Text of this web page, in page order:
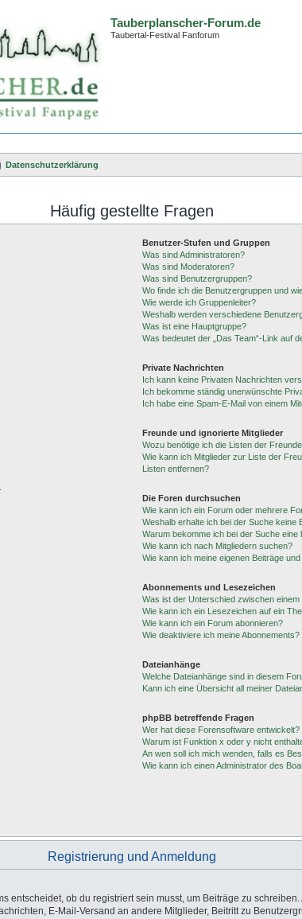
Tauberplanscher-Forum.de
Taubertal-Festival Fanforum
Datenschutzerklärung
Häufig gestellte Fragen
Benutzer-Stufen und Gruppen
Was sind Administratoren?
Was sind Moderatoren?
Was sind Benutzergruppen?
Wo finde ich die Benutzergruppen und
Wie werde ich Gruppenleiter?
Weshalb werden verschiedene
Was ist eine Hauptgruppe?
Was bedeutet der „Das Team“-Link auf
Private Nachrichten
Ich kann keine Privaten Nachrichten
Ich bekomme ständig unerwünschte
Ich habe eine Spam-E-Mail von einem
Freunde und ignorierte Mitglieder
Wozu benötige ich die Listen der
Wie kann ich Mitglieder zur Liste der
Listen entfernen?
Die Foren durchsuchen
Wie kann ich ein Forum oder mehrere
Weshalb erhalte ich bei der Suche keine
Warum bekomme ich bei der Suche eine
Wie kann ich nach Mitgliedern suchen?
Wie kann ich meine eigenen Beiträge
Abonnements und Lesezeichen
Was ist der Unterschied zwischen
Wie kann ich ein Lesezeichen auf ein
Wie kann ich ein Forum abonnieren?
Wie deaktiviere ich meine Abonnements?
Dateianhänge
Welche Dateianhänge sind in diesem
Kann ich eine Übersicht all meiner
phpBB betreffende Fragen
Wer hat diese Forensoftware entwickelt?
Warum ist Funktion x oder y nicht
An wen soll ich mich wenden, falls es
Wie kann ich einen Administrator des
Registrierung und Anmeldung
ob du registriert sein musst, um Beiträge zu
E-Mail-Versand an andere Mitglieder, Beitritt zu